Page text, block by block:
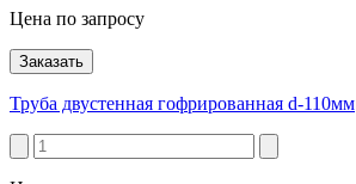
Цена по запросу
Заказать
Труба двустенная гофрированная d-110мм